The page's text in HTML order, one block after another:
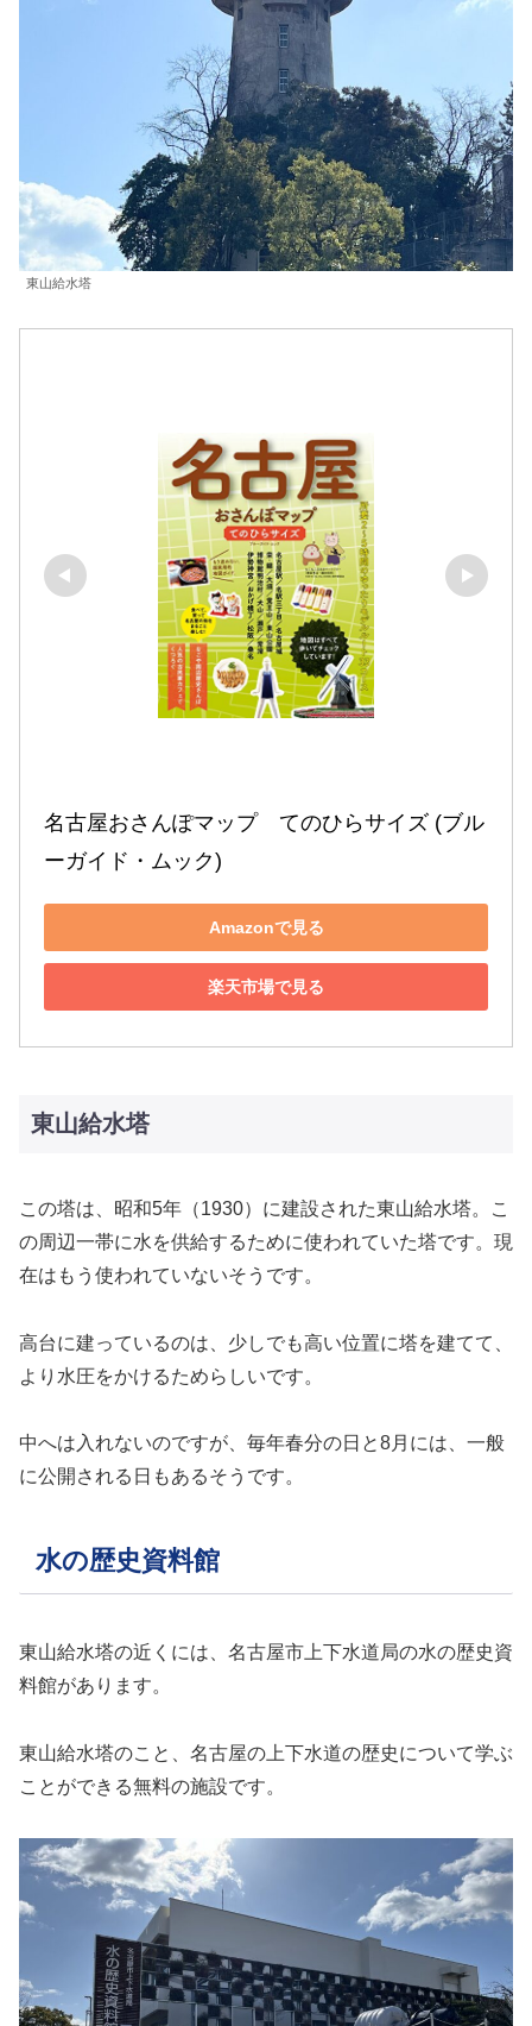
東山給水塔
名古屋おさんぽマップ　てのひらサイズ (ブル
ーガイド・ムック)
Amazonで見る
楽天市場で見る
東山給水塔
この塔は、昭和5年（1930）に建設された東山給水塔。こ
の周辺一帯に水を供給するために使われていた塔です。現
在はもう使われていないそうです。
高台に建っているのは、少しでも高い位置に塔を建てて、
より水圧をかけるためらしいです。
中へは入れないのですが、毎年春分の日と8月には、一般
に公開される日もあるそうです。
水の歴史資料館
東山給水塔の近くには、名古屋市上下水道局の水の歴史資
料館があります。
東山給水塔のこと、名古屋の上下水道の歴史について学ぶ
ことができる無料の施設です。